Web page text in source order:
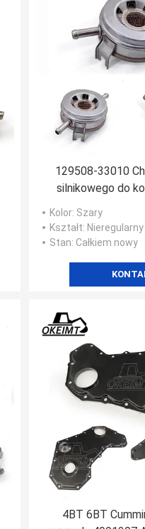
129508-33010
silnikowego do
Kolor: Szary
Kształt: Nieregularny
Stan: Całkiem nowy
4BT 6BT